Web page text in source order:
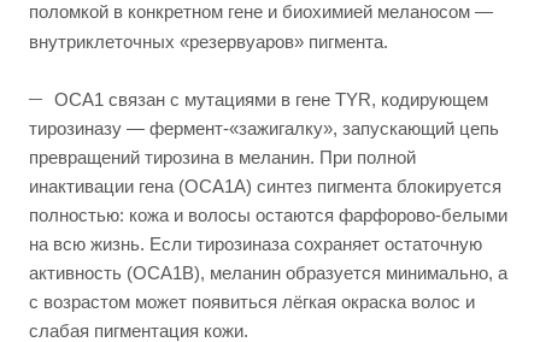
поломкой в конкретном гене и биохимией меланосом —
внутриклеточных «резервуаров» пигмента.
OCA1 связан с мутациями в гене TYR, кодирующем
тирозиназу — фермент-«зажигалку», запускающий цепь
превращений тирозина в меланин. При полной
инактивации гена (OCA1A) синтез пигмента блокируется
полностью: кожа и волосы остаются фарфорово-белыми
на всю жизнь. Если тирозиназа сохраняет остаточную
активность (OCA1B), меланин образуется минимально, а
с возрастом может появиться лёгкая окраска волос и
слабая пигментация кожи.